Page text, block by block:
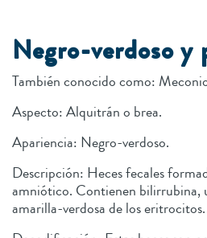
Negro-verdoso y
También conocido como:
Aspecto: Alquitrán o brea.
Apariencia: Negro-verdoso.
Descripción: Heces fecales
amniótico. Contienen bilirrubina,
amarilla-verdosa de los eritrocitos.